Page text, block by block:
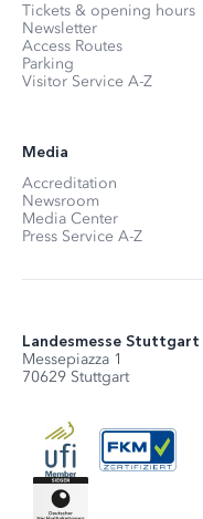
Tickets & opening hours
Newsletter
Access Routes
Parking
Visitor Service A-Z
Media
Accreditation
Newsroom
Media Center
Press Service A-Z
Landesmesse Stuttgart
Messepiazza 1
70629 Stuttgart